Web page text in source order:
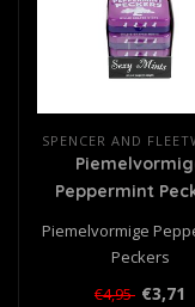
SPENCER AND
Peppermint
Piemelvormige
Peckers
€4,95 €3,71